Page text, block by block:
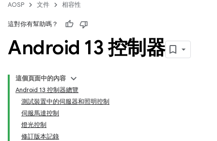
AOSP 文件 相容性
這對你有幫助嗎？
Android 13 控制器
這個頁面中的內容
Android 13 控制器總覽
測試裝置中的伺服器和照明控制
伺服馬達控制
燈光控制
修訂版本記錄